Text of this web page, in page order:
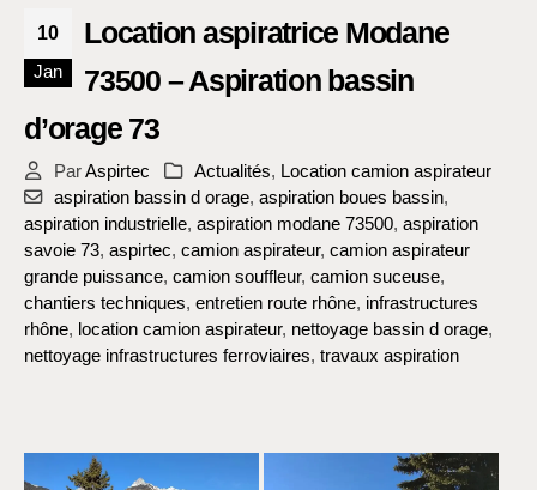
10
Jan
Location aspiratrice Modane
73500 – Aspiration bassin
d’orage 73
ParAspirtec Actualités, Location camion aspirateur
aspiration bassin d orage,aspiration boues bassin,
aspiration industrielle, aspiration modane 73500, aspiration
savoie 73, aspirtec, camion aspirateur, camion aspirateur
grande puissance, camion souffleur, camion suceuse,
chantiers techniques, entretien route rhône, infrastructures
rhône, location camion aspirateur, nettoyage bassin d orage,
nettoyage infrastructures ferroviaires, travaux aspiration